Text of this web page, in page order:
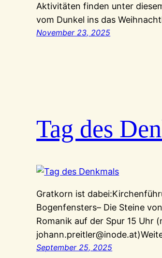
Aktivitäten finden unter
vom Dunkel ins das
November 23, 2025
Tag des
Gratkorn ist
Bogenfensters– Die Steine
Romanik auf der Spur 15 Uhr
September 25, 2025